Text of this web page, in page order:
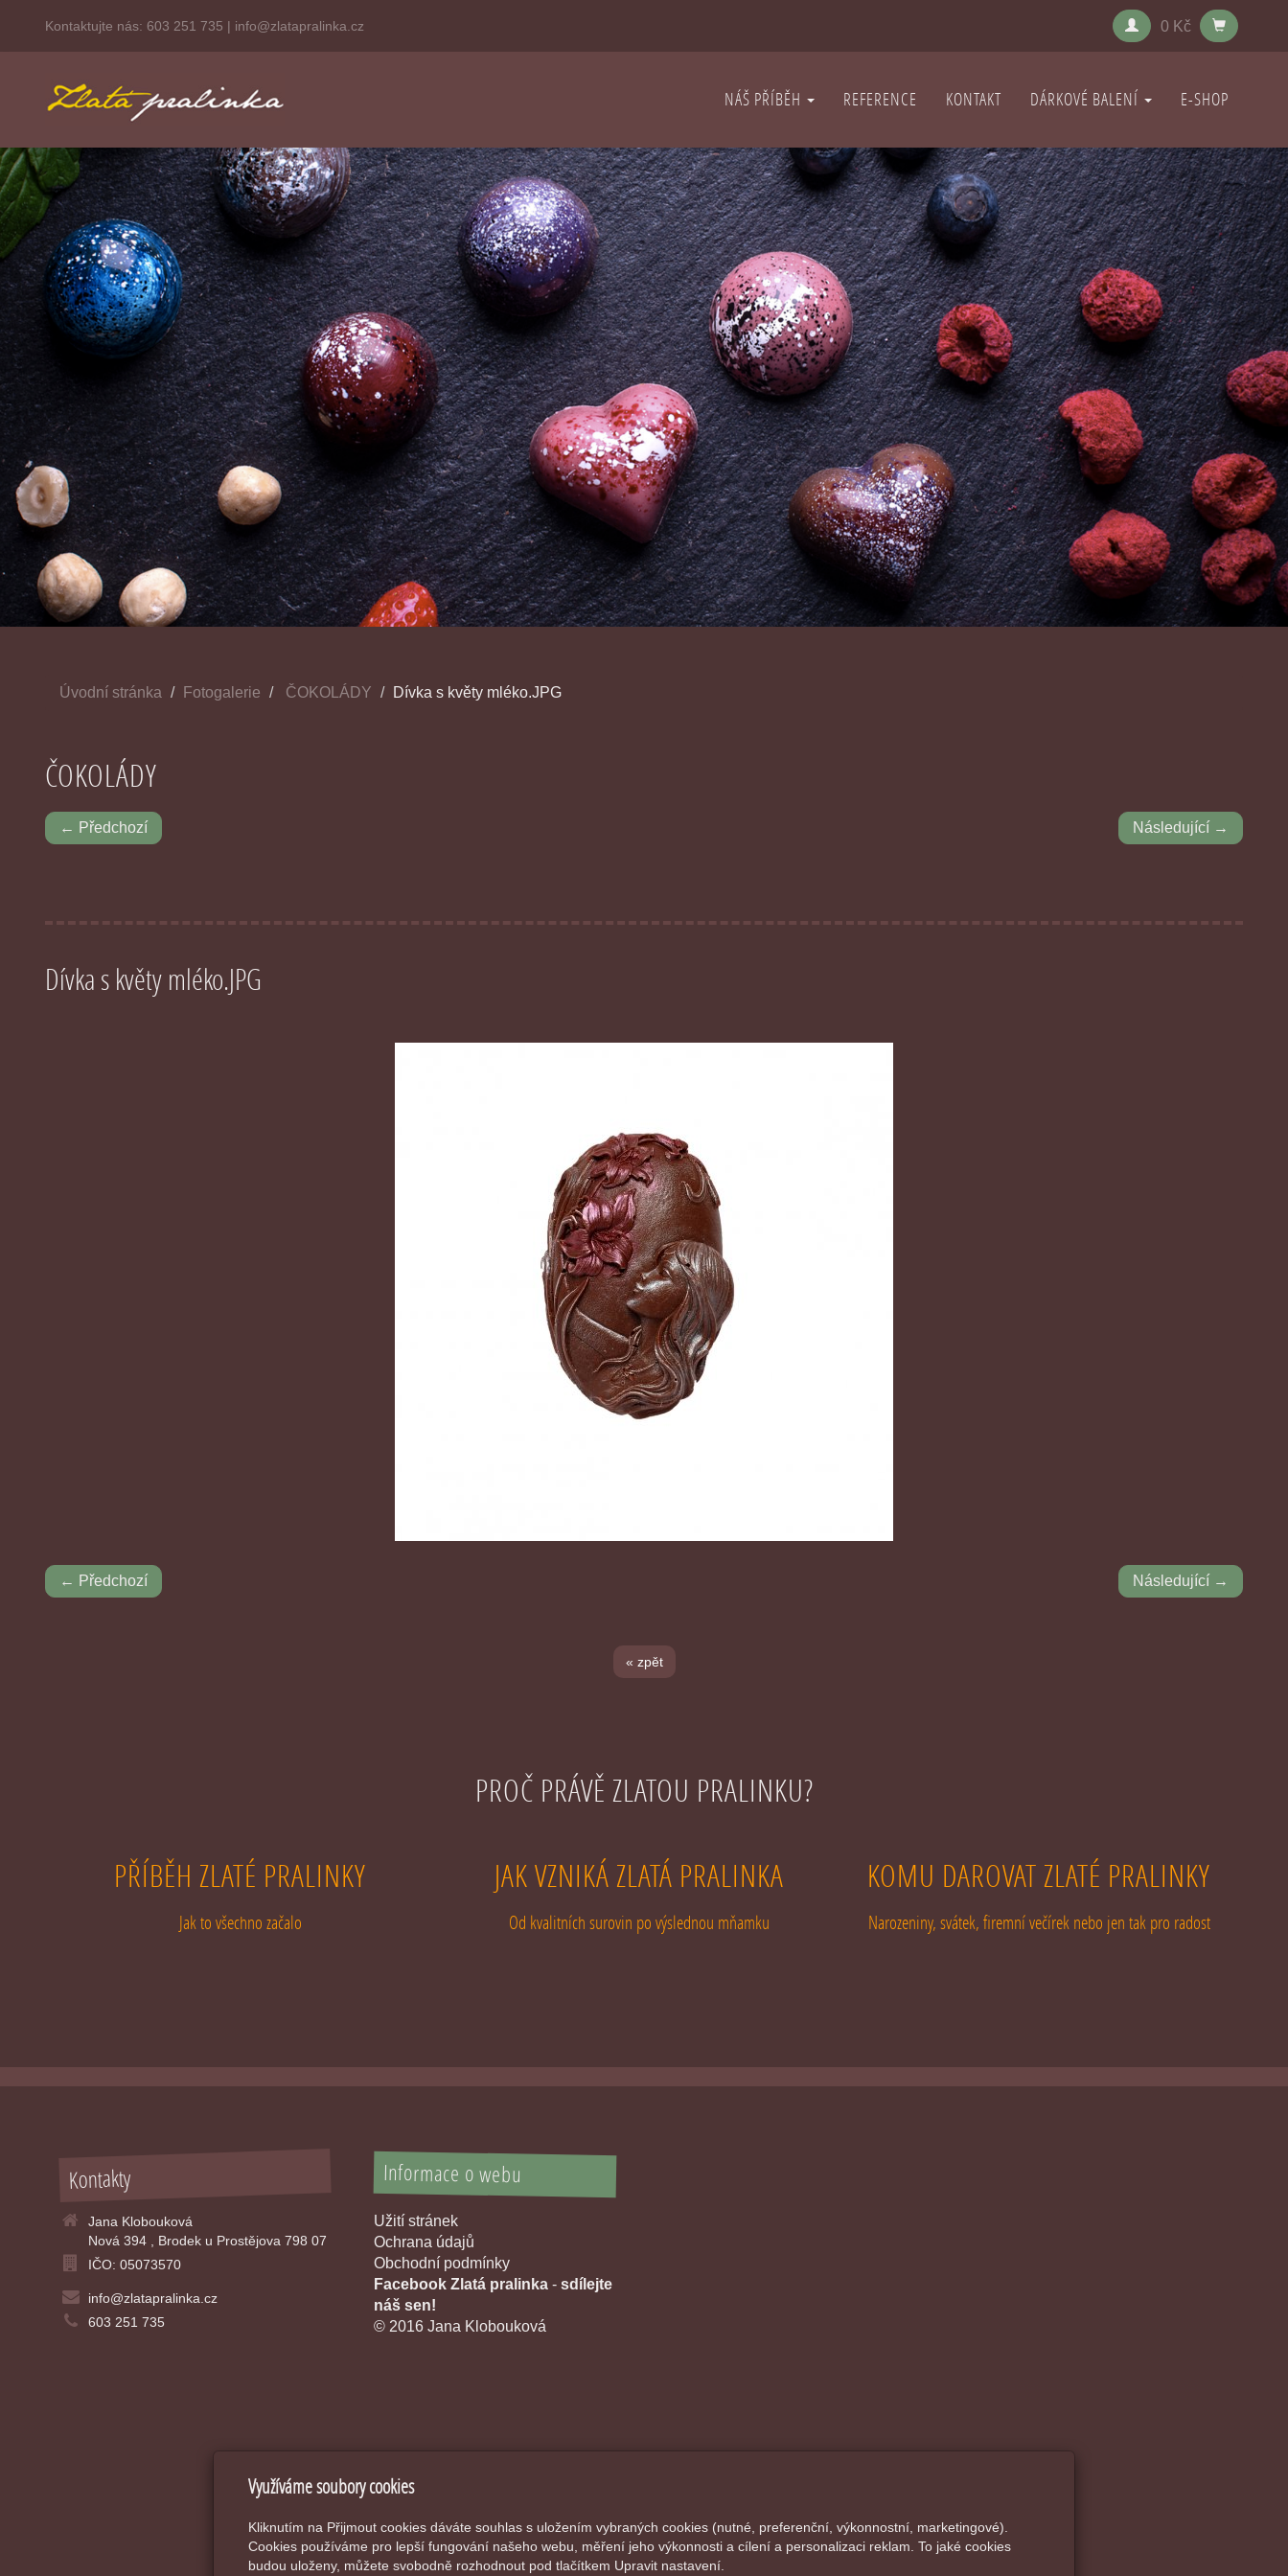
Kontaktujte nás: 603 251 735 | info@zlatapralinka.cz 0 Kč
NÁŠ PŘÍBĚH REFERENCE KONTAKT DÁRKOVÉ BALENÍ E-SHOP
Úvodní stránka Fotogalerie ČOKOLÁDY Dívka s květy mléko.JPG
ČOKOLÁDY
← Předchozí Následující →
Dívka s květy mléko.JPG
← Předchozí Následující →
« zpět
PROČ PRÁVĚ ZLATOU PRALINKU?
PŘÍBĚH ZLATÉ PRALINKY
Jak to všechno začalo
JAK VZNIKÁ ZLATÁ PRALINKA
Od kvalitních surovin po výslednou mňamku
KOMU DAROVAT ZLATÉ PRALINKY
Narozeniny, svátek, firemní večírek nebo jen tak pro radost
Kontakty
Jana Klobouková
Nová 394 , Brodek u Prostějova 798 07
IČO: 05073570
info@zlatapralinka.cz
603 251 735
Informace o webu
Užití stránek
Ochrana údajů
Obchodní podmínky
Facebook Zlatá pralinka - sdílejte
náš sen!
© 2016 Jana Klobouková
Využíváme soubory cookies
Kliknutím na Přijmout cookies dáváte souhlas s uložením vybraných cookies (nutné, preferenční, výkonnostní, marketingové).
Cookies používáme pro lepší fungování našeho webu, měření jeho výkonnosti a cílení a personalizaci reklam. To jaké cookies
budou uloženy, můžete svobodně rozhodnout pod tlačítkem Upravit nastavení.